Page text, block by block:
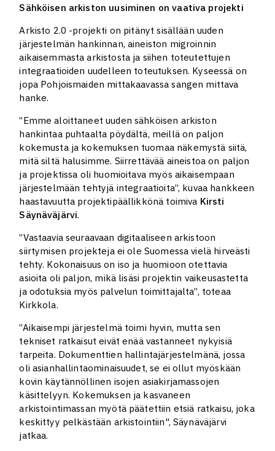
Sähköisen arkiston uusiminen on vaativa projekti
Arkisto 2.0 -projekti on pitänyt sisällään uuden
järjestelmän hankinnan, aineiston migroinnin
aikaisemmasta arkistosta ja siihen toteutettujen
integraatioiden uudelleen toteutuksen. Kyseessä on
jopa Pohjoismaiden mittakaavassa sangen mittava
hanke.
”Emme aloittaneet uuden sähköisen arkiston
hankintaa puhtaalta pöydältä, meillä on paljon
kokemusta ja kokemuksen tuomaa näkemystä siitä,
mitä siltä halusimme. Siirrettävää aineistoa on paljon
ja projektissa oli huomioitava myös aikaisempaan
järjestelmään tehtyjä integraatioita”, kuvaa hankkeen
haastavuutta projektipäällikkönä toimiva Kirsti
Säynäväjärvi.
”Vastaavia seuraavaan digitaaliseen arkistoon
siirtymisen projekteja ei ole Suomessa vielä hirveästi
tehty. Kokonaisuus on iso ja huomioon otettavia
asioita oli paljon, mikä lisäsi projektin vaikeusastetta
ja odotuksia myös palvelun toimittajalta”, toteaa
Kirkkola.
”Aikaisempi järjestelmä toimi hyvin, mutta sen
tekniset ratkaisut eivät enää vastanneet nykyisiä
tarpeita. Dokumenttien hallintajärjestelmänä, jossa
oli asianhallintaominaisuudet, se ei ollut myöskään
kovin käytännöllinen isojen asiakirjamassojen
käsittelyyn. Kokemuksen ja kasvaneen
arkistointimassan myötä päätettiin etsiä ratkaisu, joka
keskittyy pelkästään arkistointiin", Säynäväjärvi
jatkaa.